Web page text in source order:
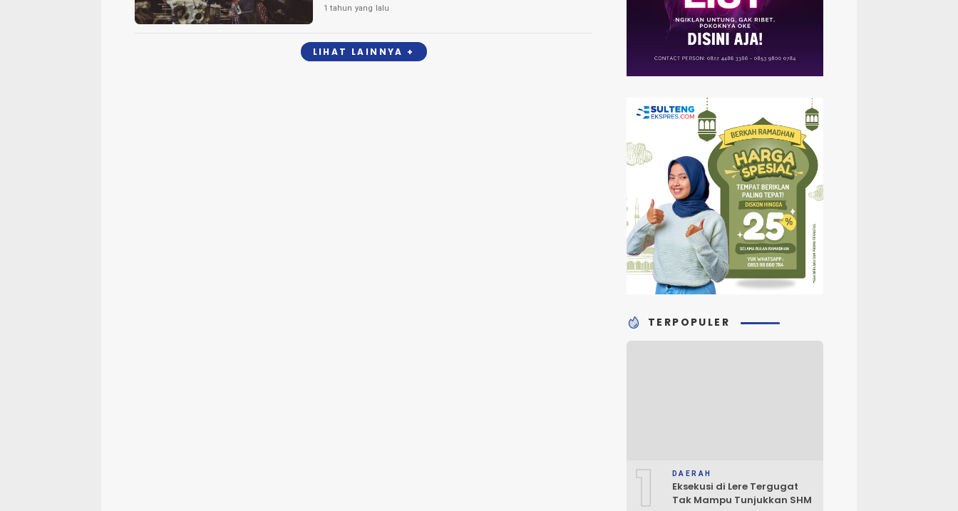
1 tahun yang lalu
LIHAT LAINNYA +
TERPOPULER
1 DAERAH
Eksekusi di Lere Tergugat
Tak Mampu Tunjukkan SHM